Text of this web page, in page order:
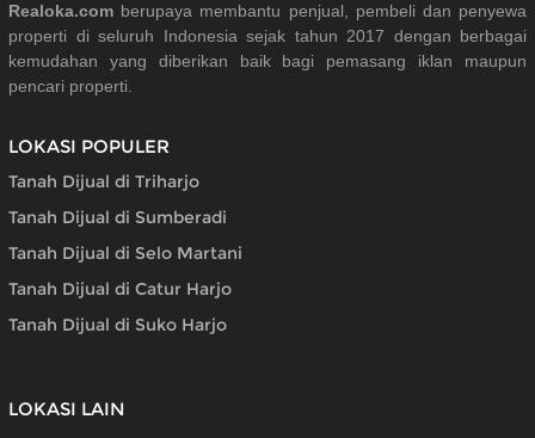
Realoka.com berupaya membantu penjual, pembeli dan penyewa
properti di seluruh Indonesia sejak tahun 2017 dengan berbagai
kemudahan yang diberikan baik bagi pemasang iklan maupun
pencari properti.
LOKASI POPULER
Tanah Dijual di Triharjo
Tanah Dijual di Sumberadi
Tanah Dijual di Selo Martani
Tanah Dijual di Catur Harjo
Tanah Dijual di Suko Harjo
LOKASI LAIN